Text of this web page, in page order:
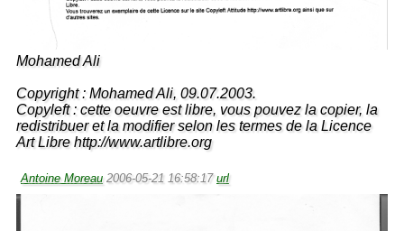
Mohamed Ali
Copyright : Mohamed Ali, 09.07.2003.
Copyleft : cette oeuvre est libre, vous pouvez la copier, la
redistribuer et la modifier selon les termes de la Licence
Art Libre http://www.artlibre.org
Antoine Moreau 2006-05-21 16:58:17 url